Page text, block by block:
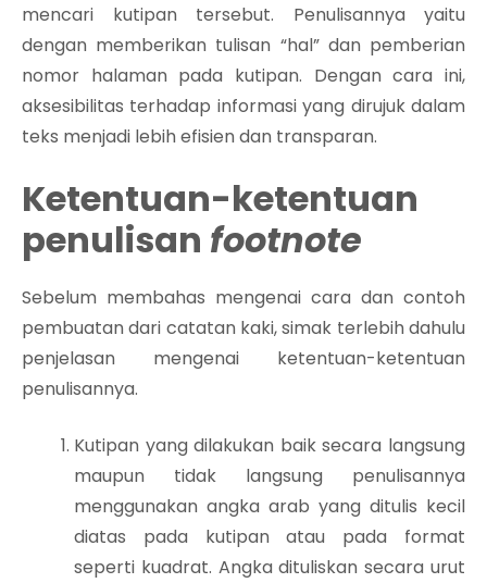
mencari kutipan tersebut. Penulisannya yaitu
dengan memberikan tulisan “hal” dan pemberian
nomor halaman pada kutipan. Dengan cara ini,
aksesibilitas terhadap informasi yang dirujuk dalam
teks menjadi lebih efisien dan transparan.
Ketentuan-ketentuan
penulisan footnote
Sebelum membahas mengenai cara dan contoh
pembuatan dari catatan kaki, simak terlebih dahulu
penjelasan mengenai ketentuan-ketentuan
penulisannya.
Kutipan yang dilakukan baik secara langsung
maupun tidak langsung penulisannya
menggunakan angka arab yang ditulis kecil
diatas pada kutipan atau pada format
seperti kuadrat. Angka dituliskan secara urut